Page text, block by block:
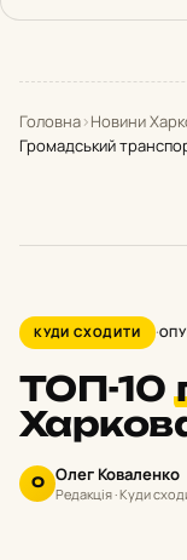
Головна›Новини
Громадський
КУДИ СХОДИТИ
ТОП-10
О Олег Коваленко
Редакція · Куди